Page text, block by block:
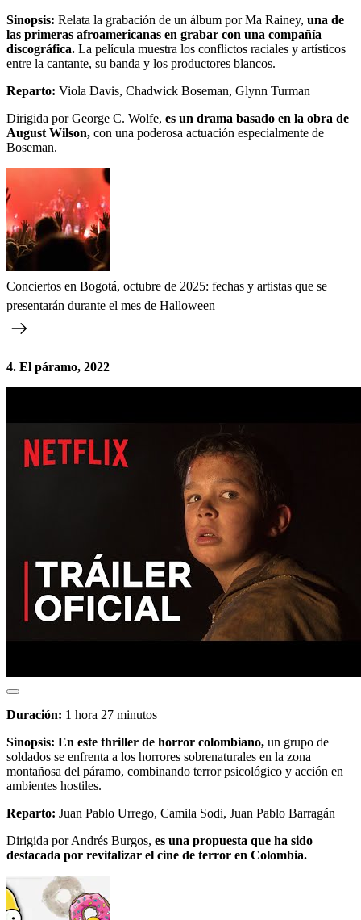
Sinopsis: Relata la grabación de un álbum por Ma Rainey, una de
las primeras afroamericanas en grabar con una compañía
discográfica. La película muestra los conflictos raciales y artísticos
entre la cantante, su banda y los productores blancos.
Reparto: Viola Davis, Chadwick Boseman, Glynn Turman
Dirigida por George C. Wolfe, es un drama basado en la obra de
August Wilson, con una poderosa actuación especialmente de
Boseman.
Conciertos en Bogotá, octubre de 2025: fechas y artistas que se
presentarán durante el mes de Halloween
4. El páramo, 2022
Duración: 1 hora 27 minutos
Sinopsis: En este thriller de horror colombiano, un grupo de
soldados se enfrenta a los horrores sobrenaturales en la zona
montañosa del páramo, combinando terror psicológico y acción en
ambientes hostiles.
Reparto: Juan Pablo Urrego, Camila Sodi, Juan Pablo Barragán
Dirigida por Andrés Burgos, es una propuesta que ha sido
destacada por revitalizar el cine de terror en Colombia.